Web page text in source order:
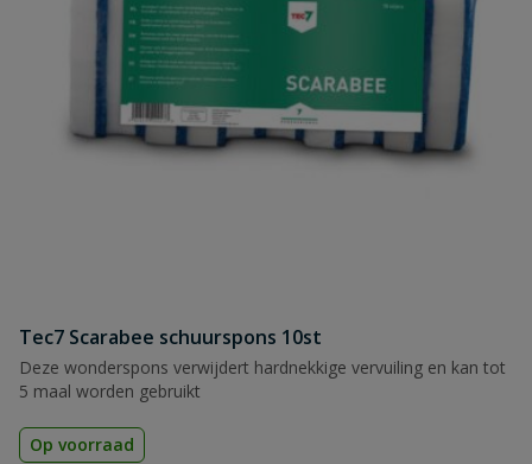
Tec7 Scarabee schuurspons 10st
Deze wonderspons verwijdert hardnekkige vervuiling en kan tot
5 maal worden gebruikt
Op voorraad